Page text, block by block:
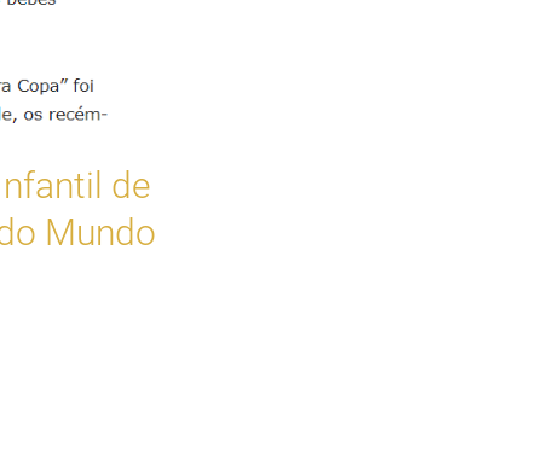
de
Mundo